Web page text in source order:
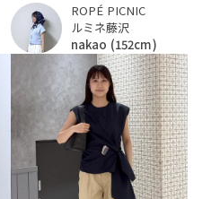
ROPÉ PICNIC
ルミネ藤沢
nakao (152cm)